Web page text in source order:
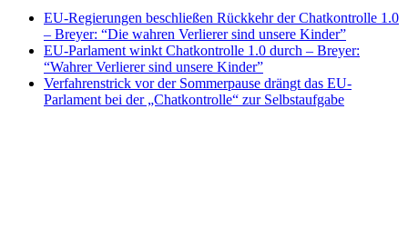
EU-Regierungen beschließen Rückkehr der Chatkontrolle 1.0
– Breyer: “Die wahren Verlierer sind unsere Kinder”
EU-Parlament winkt Chatkontrolle 1.0 durch – Breyer:
“Wahrer Verlierer sind unsere Kinder”
Verfahrenstrick vor der Sommerpause drängt das EU-
Parlament bei der „Chatkontrolle“ zur Selbstaufgabe